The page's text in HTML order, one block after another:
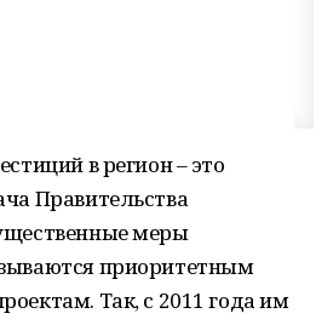
в регион – это
Правительства
меры
приоритетным
Так, с 2011 года им